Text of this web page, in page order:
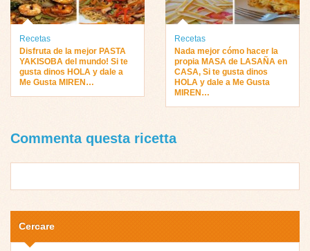
Recetas
Disfruta de la mejor PASTA
YAKISOBA del mundo! Si te
gusta dinos HOLA y dale a
Me Gusta MIREN…
Recetas
Nada mejor cómo hacer la
propia MASA de LASAÑA en
CASA, Si te gusta dinos
HOLA y dale a Me Gusta
MIREN…
Commenta questa ricetta
Cercare